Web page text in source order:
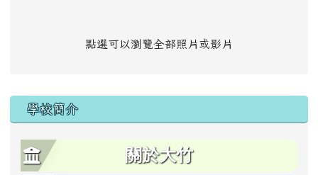
點選可以瀏覽全部照片或影片
學校簡介
關於大竹